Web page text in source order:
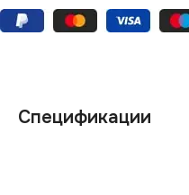
Спецификации